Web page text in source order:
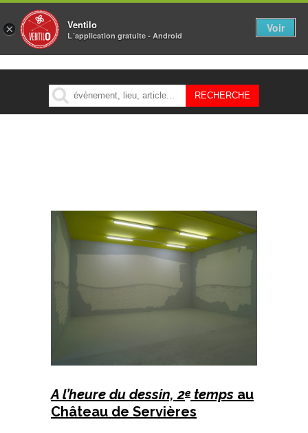
MENU
A l’heure du dessin, 2e temps au
Château de Servières
× Ventilo
L´application gratuite - Android
Voir